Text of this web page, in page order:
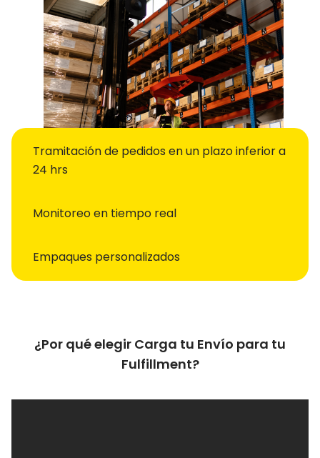
Tramitación de pedidos en un plazo inferior a
24 hrs
Monitoreo en tiempo real
Empaques personalizados
¿Por qué elegir Carga tu Envío para tu
Fulfillment?